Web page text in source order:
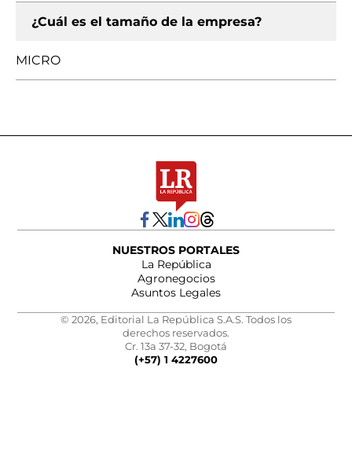
¿Cuál es el tamaño de la empresa?
MICRO
NUESTROS PORTALES
La República
Agronegocios
Asuntos Legales
© 2026, Editorial La República S.A.S. Todos los
derechos reservados.
Cr. 13a 37-32, Bogotá
(+57) 1 4227600